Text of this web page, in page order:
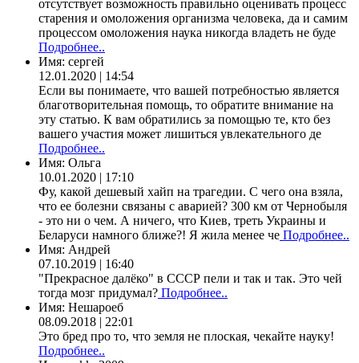
отсутствует возможность правильно оценивать процесс
старения и омоложения организма человека, да и самим
процессом омоложения наука никогда владеть не буде
Подробнее..
Имя: сергей
12.01.2020 | 14:54
Если вы понимаете, что вашей потребностью является
благотворительная помощь, то обратите внимание на
эту статью. К вам обратились за помощью те, кто без
вашего участия может лишиться увлекательного де
Подробнее..
Имя: Ольга
10.01.2020 | 17:10
Фу, какой дешевый хайп на трагедии. С чего она взяла,
что ее болезни связаны с аварией? 300 км от Чернобыля
- это ни о чем. А ничего, что Киев, треть Украины и
Беларуси намного ближе?! Я жила менее че Подробнее..
Имя: Андрей
07.10.2019 | 16:40
"Прекрасное далёко" в СССР пели и так и так. Это чей
тогда мозг придумал? Подробнее..
Имя: Нешароеб
08.09.2018 | 22:01
Это бред про то, что земля не плоская, чекайте науку!
Подробнее..